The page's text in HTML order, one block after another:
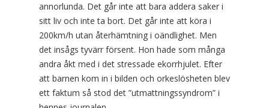
annorlunda. Det går inte att bara addera saker i
sitt liv och inte ta bort. Det går inte att köra i
200km/h utan återhämtning i oändlighet. Men
det insågs tyvärr försent. Hon hade som många
andra åkt med i det stressade ekorrhjulet. Efter
att barnen kom in i bilden och orkeslösheten blev
ett faktum så stod det ”utmattningssyndrom” i